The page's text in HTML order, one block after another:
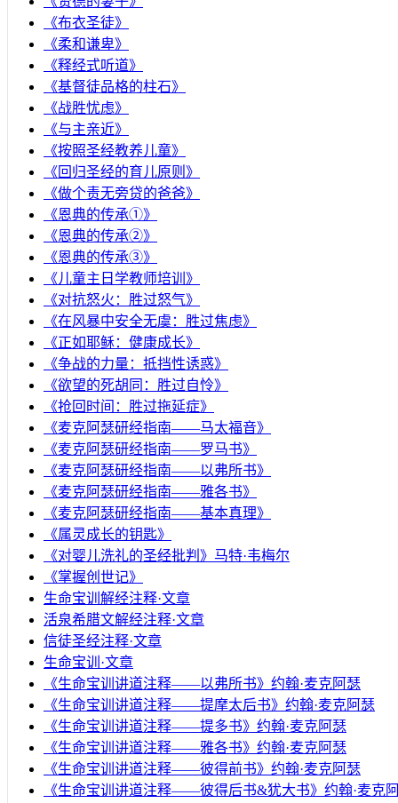
《布衣圣徒》
《柔和谦卑》
《释经式听道》
《基督徒品格的柱石》
《战胜忧虑》
《与主亲近》
《按照圣经教养儿童》
《回归圣经的育儿原则》
《做个责无旁贷的爸爸》
《恩典的传承①》
《恩典的传承②》
《恩典的传承③》
《儿童主日学教师培训》
《对抗怒火：胜过怒气》
《在风暴中安全无虞：胜过焦虑》
《正如耶稣：健康成长》
《争战的力量：抵挡性诱惑》
《欲望的死胡同：胜过自怜》
《抢回时间：胜过拖延症》
《麦克阿瑟研经指南——马太福音》
《麦克阿瑟研经指南——罗马书》
《麦克阿瑟研经指南——以弗所书》
《麦克阿瑟研经指南——雅各书》
《麦克阿瑟研经指南——基本真理》
《属灵成长的钥匙》
《对婴儿洗礼的圣经批判》马特·韦梅尔
《掌握创世记》
生命宝训解经注释·文章
活泉希腊文解经注释·文章
信徒圣经注释·文章
生命宝训·文章
《生命宝训讲道注释——以弗所书》约翰·麦克阿瑟
《生命宝训讲道注释——提摩太后书》约翰·麦克阿瑟
《生命宝训讲道注释——提多书》约翰·麦克阿瑟
《生命宝训讲道注释——雅各书》约翰·麦克阿瑟
《生命宝训讲道注释——彼得前书》约翰·麦克阿瑟
《生命宝训讲道注释——彼得后书&犹大书》约翰·麦克